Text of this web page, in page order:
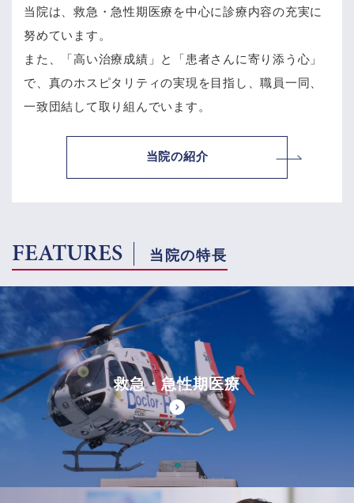
当院は、救急・急性期医療を中心に診療内容の充実に
努めています。
また、「高い治療成績」と「患者さんに寄り添う心」
で、 真のホスピタリティの実現を目指し、職員一同、
一致団結して取り組んでいます。
当院の紹介
FEATURES 当院の特長
救急・急性期医療